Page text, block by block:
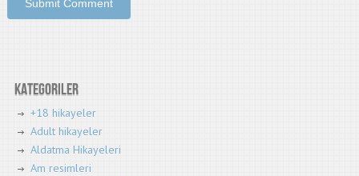
Kategoriler
+18 hikayeler
Adult hikayeler
Aldatma Hikayeleri
Am resimleri